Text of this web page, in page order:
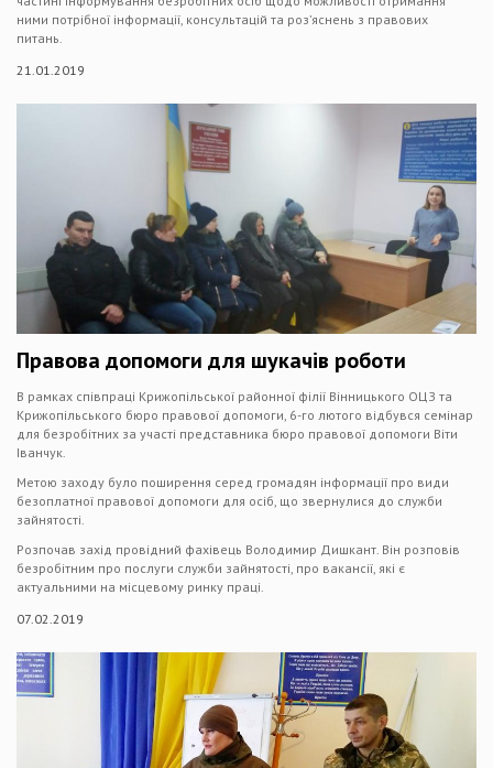
ними потрібної інформації, консультацій та роз’яснень з правових
питань.
21.01.2019
Правова допомоги для шукачів роботи
В рамках співпраці Крижопільської районної філії Вінницького ОЦЗ та
Крижопільського бюро правової допомоги, 6-го лютого відбувся семінар
для безробітних за участі представника бюро правової допомоги Віти
Іванчук.
Метою заходу було поширення серед громадян інформації про види
безоплатної правової допомоги для осіб, що звернулися до служби
зайнятості.
Розпочав захід провідний фахівець Володимир Дишкант. Він розповів
безробітним про послуги служби зайнятості, про вакансії, які є
актуальними на місцевому ринку праці.
07.02.2019